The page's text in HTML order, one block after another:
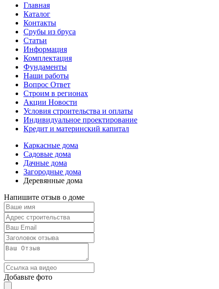
Главная
Каталог
Контакты
Срубы из бруса
Статьи
Информация
Комплектация
Фундаменты
Наши работы
Вопрос Ответ
Строим в регионах
Акции Новости
Условия строительства и оплаты
Индивидуальное проектирование
Кредит и материнский капитал
Каркасные дома
Садовые дома
Дачные дома
Загородные дома
Деревянные дома
Напишите отзыв о доме
Добавьте фото